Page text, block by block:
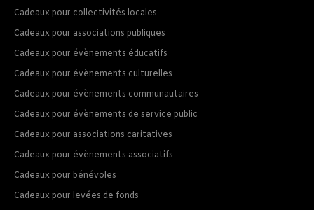
Cadeaux pour collectivités locales
Cadeaux pour associations publiques
Cadeaux pour évènements éducatifs
Cadeaux pour évènements culturelles
Cadeaux pour évènements communautaires
Cadeaux pour évènements de service public
Cadeaux pour associations caritatives
Cadeaux pour évènements associatifs
Cadeaux pour bénévoles
Cadeaux pour levées de fonds